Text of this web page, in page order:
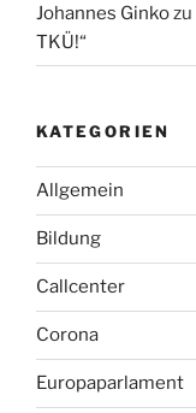
Johannes Ginkozu
TKÜ!“
KATEGORIEN
Allgemein
Bildung
Callcenter
Corona
Europaparlament